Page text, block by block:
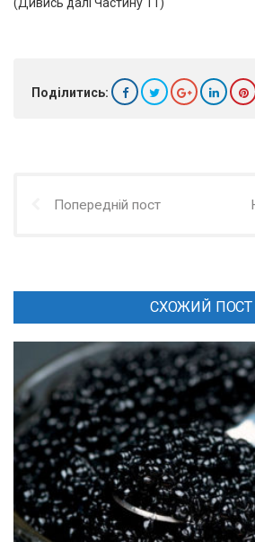
Поділитись:
Попередній пост
СХОЖИЙ ПОСТ